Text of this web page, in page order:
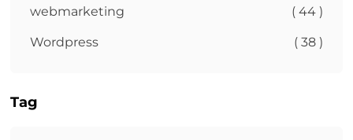
webmarketing ( 44 )
Wordpress ( 38 )
Tag